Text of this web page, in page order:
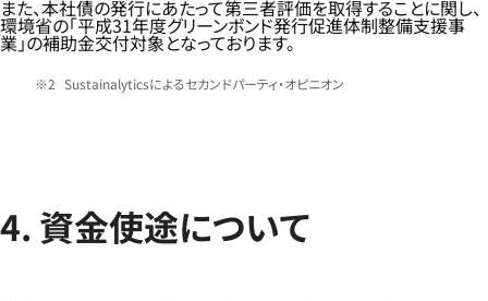
また、本社債の発行にあたって第三者評価を取得することに関し、
環境省の「平成31年度グリーンボンド発行促進体制整備支援事
業」の補助金交付対象となっております。
Sustainalyticsによるセカンドパーティ・オピニオン
4. 資金使途について